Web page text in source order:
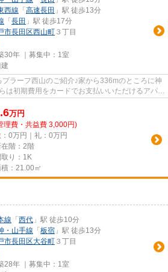
西線 「 高速長田 」駅 徒歩13分
「 長田 」駅 徒歩17分
市長田区西山町 ３丁目
30年 ｜募集中： 1室
ラーフ西山のご紹介♪家から336mのところに神
は初期費用をカードでお支払いいただけるアパー
万円
理費・共益費 3,000円)
：0万円｜礼：0万円
在階：2階
取り：1K
：21.00㎡
線 「 西代 」駅 徒歩10分
・山手線 「 板宿 」駅 徒歩13分
市長田区大谷町 ３丁目
28年 ｜募集中： 1室